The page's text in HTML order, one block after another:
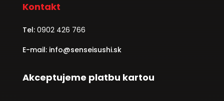
Kontakt
Tel: 0902 426 766
E-mail: info@senseisushi.sk
Akceptujeme platbu kartou